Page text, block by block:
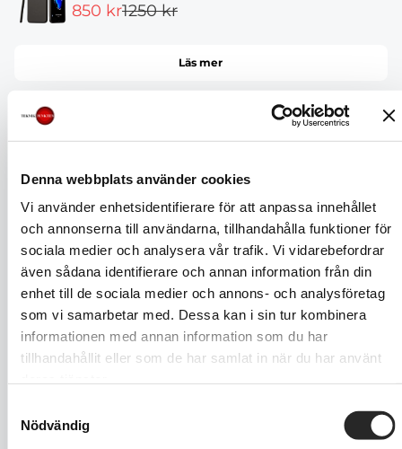
Denna webbplats använder cookies
Vi använder enhetsidentifierare för att anpassa innehållet
och annonserna till användarna, tillhandahålla funktioner för
sociala medier och analysera vår trafik. Vi vidarebefordrar
även sådana identifierare och annan information från din
enhet till de sociala medier och annons- och analysföretag
som vi samarbetar med. Dessa kan i sin tur kombinera
informationen med annan information som du har
tillhandahållit eller som de har samlat in när du har använt
Nödvändig
850 kr1250 kr
Läs mer
IPHONE 7
IPHONE SE
499 kr650 kr
Läs mer